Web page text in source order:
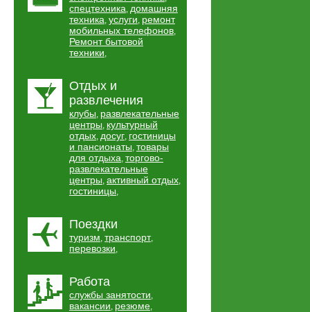
спецтехника, домашняя
техника, услуги, ремонт
мобильных телефонов,
Ремонт бытовой
техники,
Отдых и
развлечения
клубы, развлекательные
центры, культурный
отдых, досуг, гостиницы
и пансионаты, товары
для отдыха, торгово-
развлекательные
центры, активный отдых,
гостиницы,
Поездки
туризм, транспорт,
перевозки,
Работа
службы занятости,
вакансии, резюме,